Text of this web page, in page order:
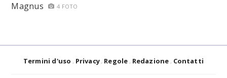
Magnus 4 FOTO
Termini d'uso Privacy Regole Redazione Contatti